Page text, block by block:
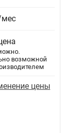
мес
возможной
цены